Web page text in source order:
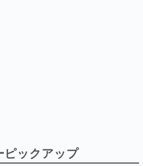
「現実より意味のある仮想世界を作る」